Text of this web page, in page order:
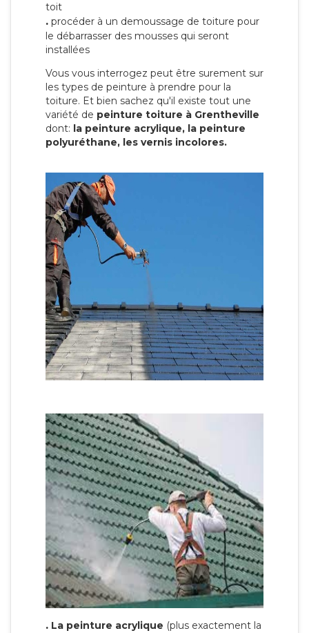
toit
. procéder à un demoussage de toiture pour
le débarrasser des mousses qui seront
installées
Vous vous interrogez peut être surement sur
les types de peinture à prendre pour la
toiture. Et bien sachez qu'il existe tout une
variété de peinture toiture à Grentheville
dont: la peinture acrylique, la peinture
polyuréthane, les vernis incolores.
. La peinture acrylique (plus exactement la